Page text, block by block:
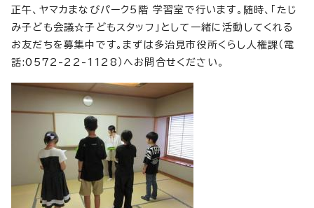
正午、ヤマカまなびパーク5階 学習室で行います。随時、「たじ
み子ども会議☆子どもスタッフ」として一緒に活動してくれる
お友だちを募集中です。まずは多治見市役所くらし人権課（電
話:0572-22-1128）へお問合せください。